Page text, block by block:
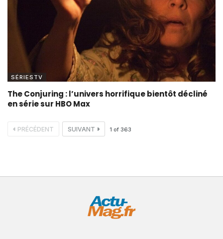
SÉRIESTV
The Conjuring : l’univers horrifique bientôt décliné
en série sur HBO Max
PRÉCÉDENT SUIVANT 1 of 363